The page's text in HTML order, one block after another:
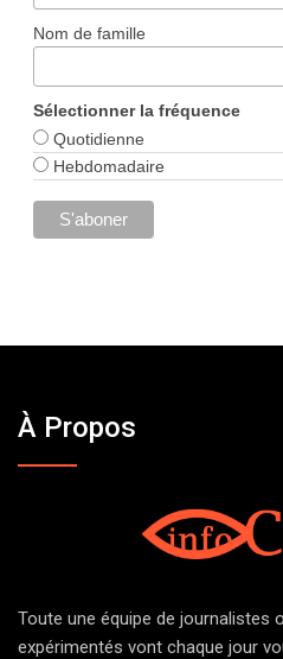
Nom de famille
Sélectionner la fréquence
Quotidienne
Hebdomadaire
À Propos
Toute une équipe de journalistes
expérimentés vont chaque jour